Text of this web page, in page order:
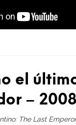
el
– 2008
The Last Emperor